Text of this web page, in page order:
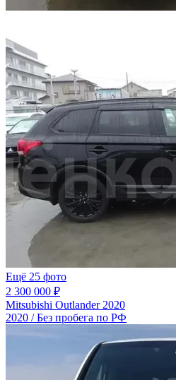
Ещё 25 фото
2 300 000 ₽
Mitsubishi Outlander 2020
2020 / Без пробега по РФ